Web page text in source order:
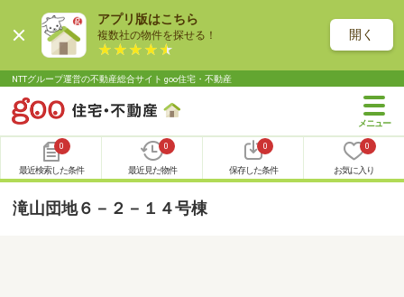
アプリ版はこちら
複数社の物件を探せる！ 開く
NTTグループ運営の不動産総合サイト goo住宅・不動産
0
最近検索した条件
0
最近見た物件
0
保存した条件
0
お気に入り
滝山団地６－２－１４号棟